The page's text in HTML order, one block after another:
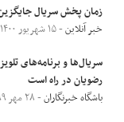
زمان پخش سریال
خبر آنلاین- ۱۵ شهریور ۱۴۰۰
رضویان در راه است
باشگاه خبرنگاران- ۲۸ مهر ۱۳۹۹